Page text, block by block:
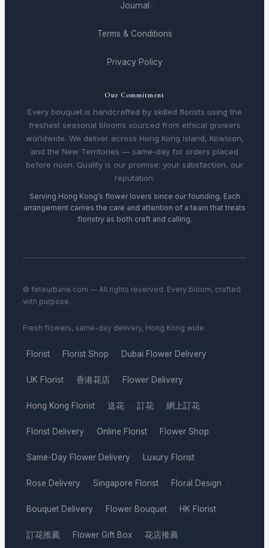
Journal
Terms & Conditions
Privacy Policy
Our Commitment
Every bouquet is handcrafted by skilled florists using the
freshest seasonal blooms sourced from ethical growers
worldwide. We deliver across Hong Kong Island, Kowloon,
and the New Territories — same-day for orders placed
before noon. Quality is our promise; your satisfaction, our
reputation.
Serving Hong Kong’s flower lovers since our founding. Each
arrangement carries the care and attention of a team that treats
floristry as both craft and calling.
© feteurbane.com — All rights reserved. Every bloom, crafted
with purpose.
Fresh flowers, same-day delivery, Hong Kong wide.
Florist · Florist Shop · Dubai Flower Delivery ·
UK Florist · 香港花店 · Flower Delivery ·
Hong Kong Florist · 送花 · 訂花 · 網上訂花 ·
Florist Delivery · Online Florist · Flower Shop ·
Same-Day Flower Delivery · Luxury Florist ·
Rose Delivery · Singapore Florist · Floral Design ·
Bouquet Delivery · Flower Bouquet · HK Florist ·
訂花推薦 · Flower Gift Box · 花店推薦 ·